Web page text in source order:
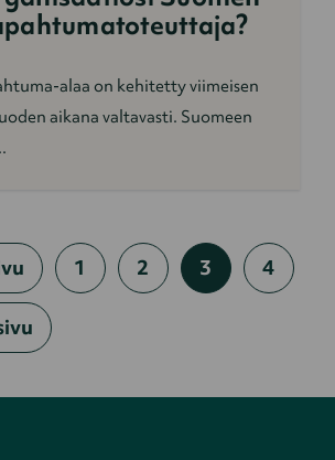
alaa on kehitetty viimeisen
aikana valtavasti. Suomeen
1 2 3 4